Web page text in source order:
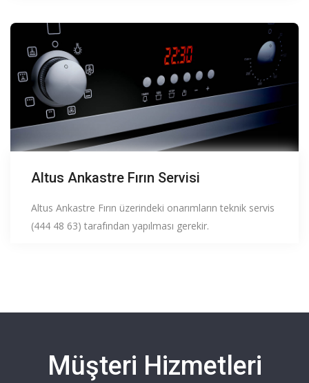
Altus Ankastre Fırın Servisi
Altus Ankastre Fırın üzerindeki onarımların teknik servis
(444 48 63) tarafından yapılması gerekir.
Müşteri Hizmetleri